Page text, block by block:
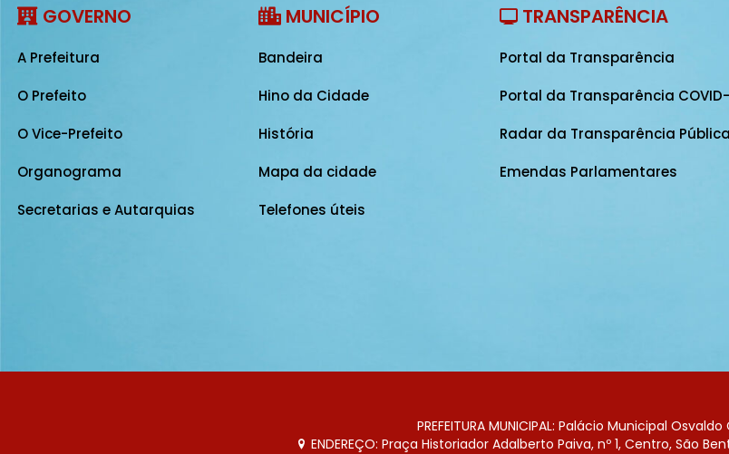
GOVERNO
A Prefeitura
O Prefeito
O Vice-Prefeito
Organograma
Secretarias e Autarquias
MUNICÍPIO
Bandeira
Hino da Cidade
História
Mapa da cidade
Telefones úteis
TRANSPARÊNCIA
Portal da Transparência
Portal da Transparência COVID-
Radar da Transparência Pública
Emendas Parlamentares
PREFEITURA MUNICIPAL: Palácio Municipal
ENDEREÇO: Praça Historiador Adalberto Paiva, nº 1, Centro, São